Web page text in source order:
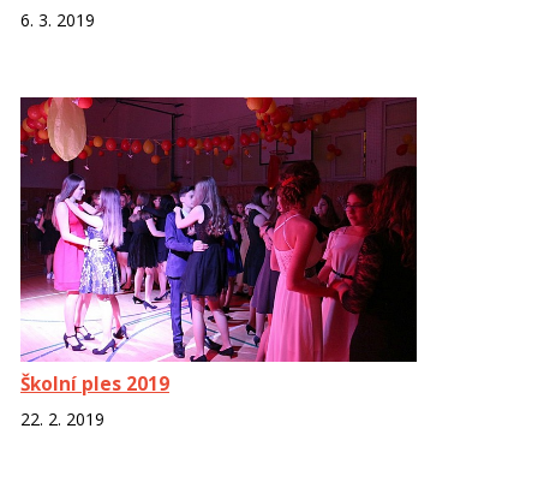
6. 3. 2019
Školní ples 2019
22. 2. 2019